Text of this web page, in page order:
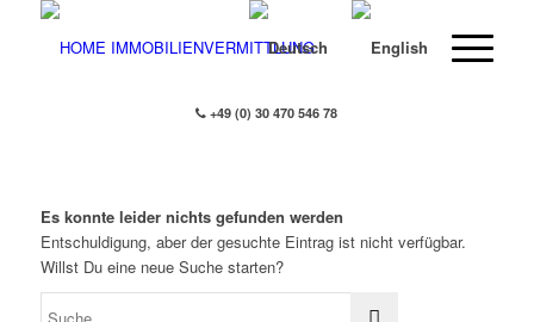
+49 (0) 30 470 546 78
Es konnte leider nichts gefunden werden
Entschuldigung, aber der gesuchte Eintrag ist nicht verfügbar.
Willst Du eine neue Suche starten?